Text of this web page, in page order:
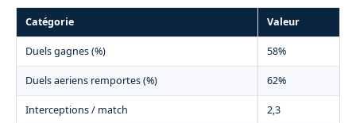
Catégorie Valeur
Duels gagnes (%) 58%
Duels aeriens remportes (%) 62%
Interceptions / match 2,3